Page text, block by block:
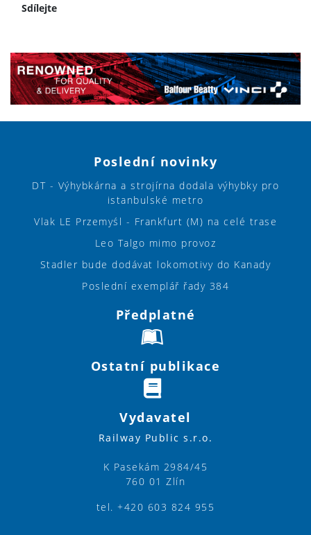
Sdílejte
Poslední novinky
DT - Výhybkárna a strojírna dodala výhybky pro
istanbulské metro
Vlak LE Przemyśl - Frankfurt (M) na celé trase
Leo Talgo mimo provoz
Stadler bude dodávat lokomotivy do Kanady
Poslední exemplář řady 384
Předplatné
Ostatní publikace
Vydavatel
Railway Public s.r.o.
K Pasekám 2984/45
760 01 Zlín
tel. +420 603 824 955